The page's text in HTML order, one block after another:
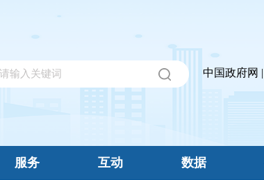
中国政府网 |
服务 互动 数据